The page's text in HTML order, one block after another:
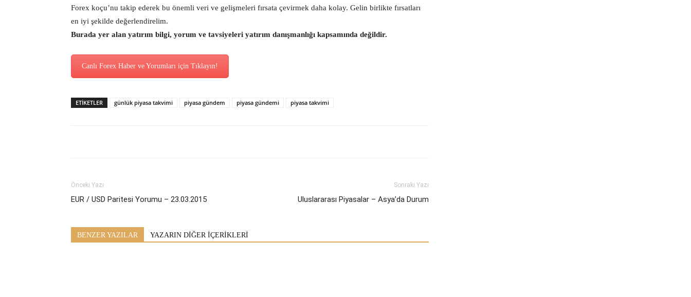
Forex koçu’nu takip ederek bu önemli veri ve gelişmeleri fırsata çevirmek daha kolay. Gelin birlikte fırsatları
en iyi şekilde değerlendirelim.
Burada yer alan yatırım bilgi, yorum ve tavsiyeleri yatırım danışmanlığı kapsamında değildir.
Canlı Forex Haber ve Yorumları için Tıklayın!
ETİKETLER günlük piyasa takvimi piyasa gündem piyasa gündemi piyasa takvimi
Önceki Yazı
EUR / USD Paritesi Yorumu – 23.03.2015
Sonraki Yazı
Uluslararası Piyasalar – Asya’da Durum
BENZER YAZILAR YAZARIN DİĞER İÇERİKLERİ